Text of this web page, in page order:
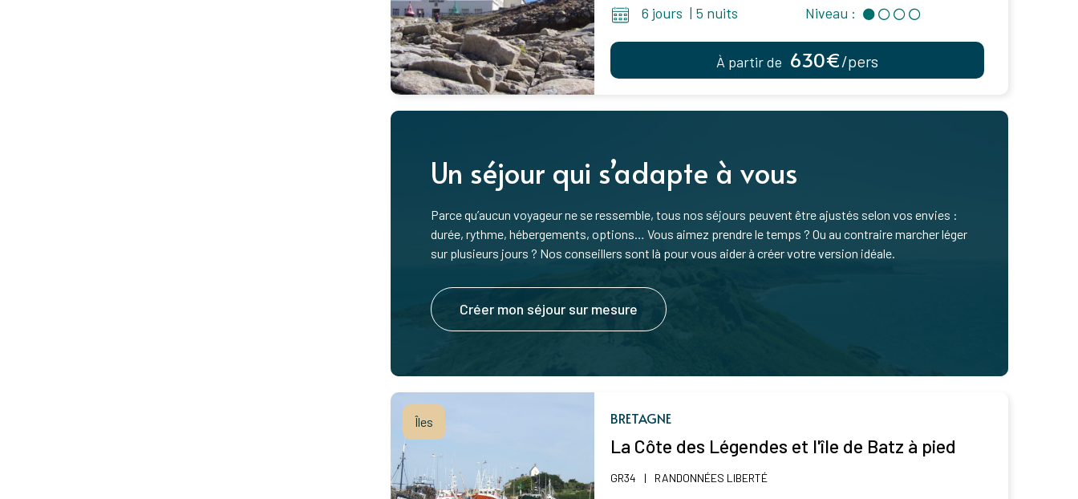
6 jours | 5 nuits Niveau :
À partir de 630€/pers
Un séjour qui s’adapte à vous
Parce qu’aucun voyageur ne se ressemble, tous nos séjours peuvent être ajustés selon vos envies :
durée, rythme, hébergements, options… Vous aimez prendre le temps ? Ou au contraire marcher léger
sur plusieurs jours ? Nos conseillers sont là pour vous aider à créer votre version idéale.
Créer mon séjour sur mesure
Îles BRETAGNE
La Côte des Légendes et l'île de Batz à pied
GR34 | RANDONNÉES LIBERTÉ